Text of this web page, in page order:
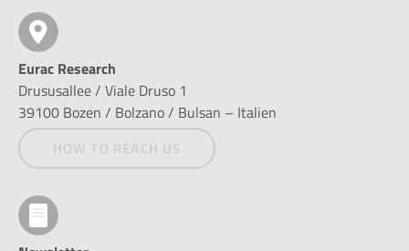
Eurac Research
Drususallee / Viale Druso 1
39100 Bozen / Bolzano / Bulsan – Italien
HOW TO REACH US